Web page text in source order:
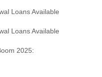
Loans Available
Loans Available
2025: